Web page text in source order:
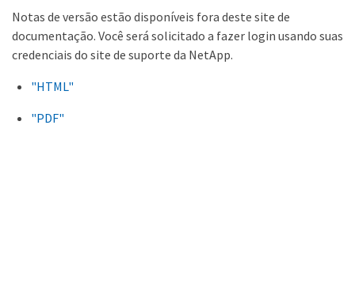
Notas de versão estão disponíveis fora deste site de
documentação. Você será solicitado a fazer login usando suas
credenciais do site de suporte da NetApp.
"HTML"
"PDF"